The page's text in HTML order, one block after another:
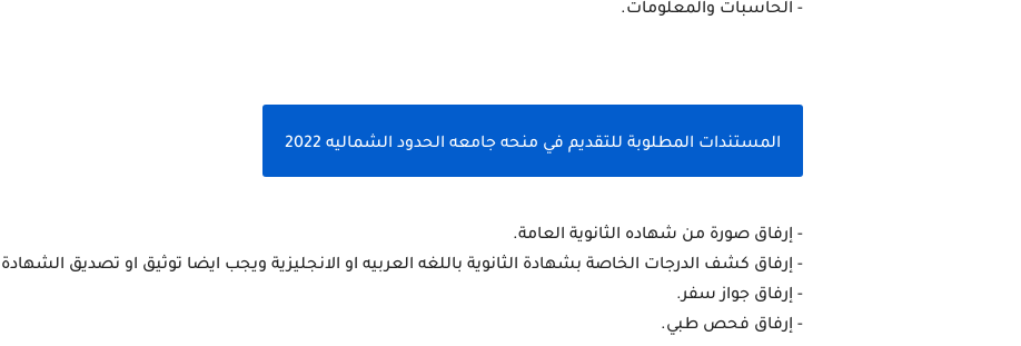
- الحاسبات والمعلومات.
المستندات المطلوبة للتقديم في منحه جامعه الحدود الشماليه 2022
- إرفاق صورة من شهاده الثانوية العامة.
- إرفاق كشف الدرجات الخاصة بشهادة الثانوية باللغه العربيه او الانجليزية ويجب ايضا توثيق او تصديق
- إرفاق جواز سفر.
- إرفاق فحص طبي.